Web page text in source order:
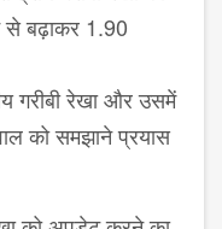
से बढ़ाकर 1.90
गरीबी रेखा और उसमें
को समझाने प्रयास